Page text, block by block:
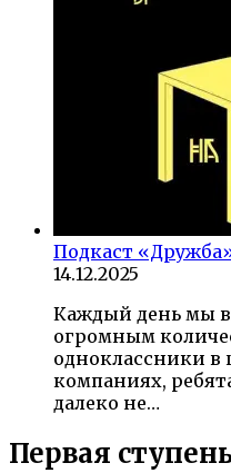
Подкаст
14.12.2025
Каждый день мы
огромным
одноклассники в
компаниях,
далеко не…
Первая